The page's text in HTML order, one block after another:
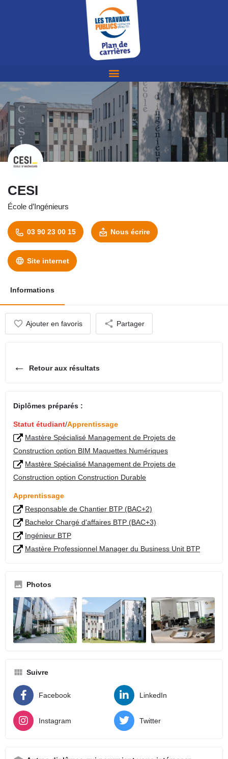
CESI
École d’Ingénieurs
03 90 23 00 15 Nous écrire
Site internet
Informations
Ajouter en favoris Partager
← Retour aux résultats
Diplômes préparés :
Statut étudiant/Apprentissage
Mastère Spécialisé Management de Projets de
Construction option BIM Maquettes Numériques
Mastère Spécialisé Management de Projets de
Construction option Construction Durable
Apprentissage
Responsable de Chantier BTP (BAC+2)
Bachelor Chargé d'affaires BTP (BAC+3)
Ingénieur BTP
Mastère Professionnel Manager du Business Unit BTP
Photos
Suivre
Facebook LinkedIn
Instagram Twitter